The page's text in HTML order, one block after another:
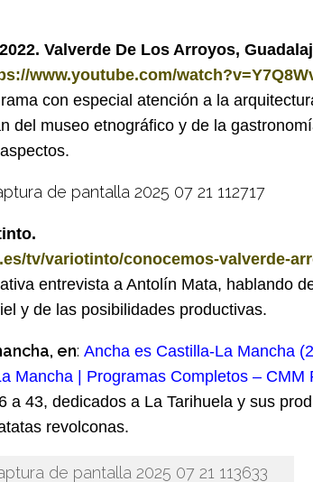
Valverde De Los Arroyos,
www.youtube.com/
con especial atención a la
del museo etnográfico y de la
tv/variotinto/conocemos-valverde-
entrevista a Antolín Mata, hablando
y de las posibilidades productivas.
en: Ancha es Castilla-La Mancha
Mancha | Programas Completos – CMM
a 43, dedicados a La Tarihuela y sus
revolconas.